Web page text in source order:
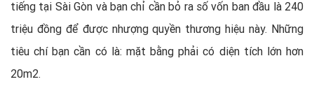
tiếng tại Sài Gòn và bạn chỉ cần bỏ ra số vốn ban đầu là 240
triệu đồng để được nhượng quyền thương hiệu này. Những
tiêu chí bạn cần có là: mặt bằng phải có diện tích lớn hơn
20m2.